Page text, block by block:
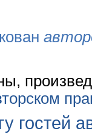
гостей